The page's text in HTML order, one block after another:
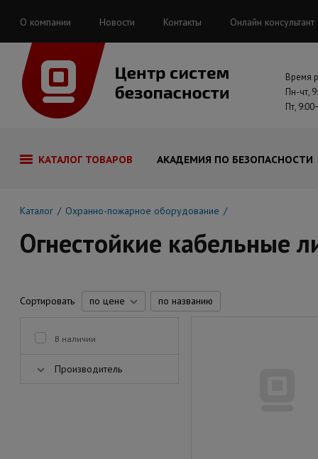
О компании Новости Контакты Онлайн консультант
Время
Пн-чт,
Пт,
КАТАЛОГ ТОВАРОВ АКАДЕМИЯ ПО БЕЗОПАСНОСТИ
Каталог Охранно-пожарное оборудование
Огнестойкие кабельные
Сортировать по цене по названию
В наличии
Производитель